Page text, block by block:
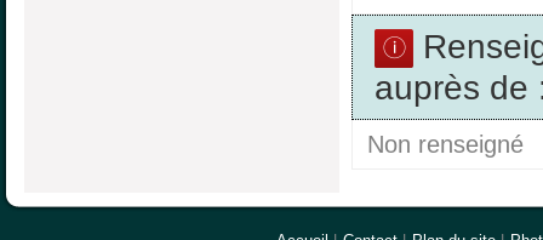
auprès de
Non renseigné